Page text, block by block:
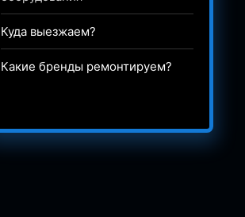
Куда выезжаем?
Какие бренды ремонтируем?